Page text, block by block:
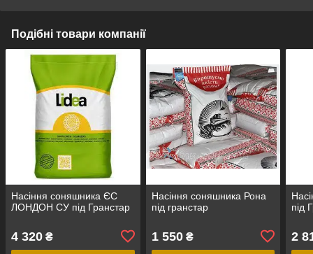
Подібні товари компанії
Насіння соняшника ЄС
ЛОНДОН СУ під Гранстар
4 320 ₴
Насіння соняшника Рона
під гранстар
1 550₴
під
2